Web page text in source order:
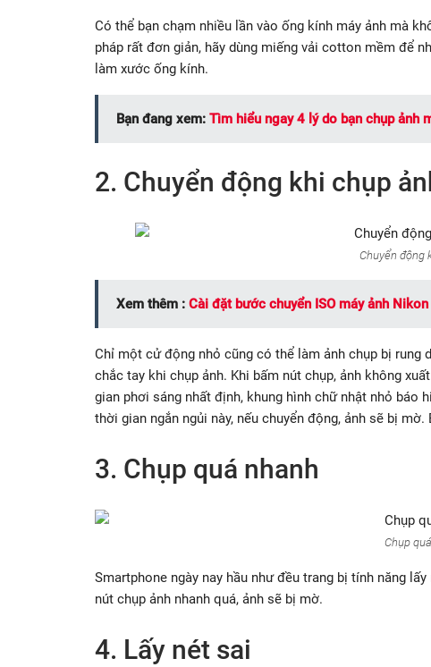
Có thể bạn chạm nhiều lần vào ống kính máy ảnh mà
pháp rất đơn giản, hãy dùng miếng vải cotton mềm để
làm xước ống kính.
Bạn đang xem: Tìm hiểu ngay 4 lý do bạn chụp ảnh
2. Chuyển động khi chụp
Chuyển động
Xem thêm : Cài đặt bước chuyển ISO máy ảnh Nikon
Chỉ một cử động nhỏ cũng có thể làm ảnh chụp bị
chắc tay khi chụp ảnh. Khi bấm nút chụp, ảnh không
gian phơi sáng nhất định, khung hình chữ nhật nhỏ báo
thời gian ngắn ngủi này, nếu chuyển động, ảnh sẽ bị
3. Chụp quá nhanh
Chụp
Smartphone ngày nay hầu như đều trang bị tính năng
nút chụp ảnh nhanh quá, ảnh sẽ bị mờ.
4. Lấy nét sai